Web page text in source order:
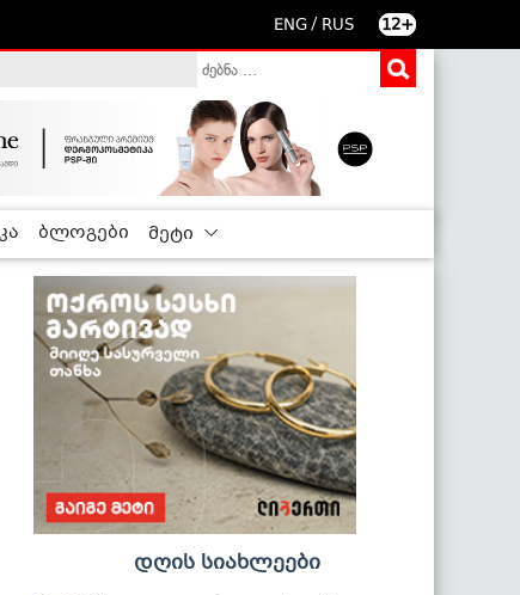
ENG / RUS 12+
ბლოგები მეტი
დღის სიახლეები